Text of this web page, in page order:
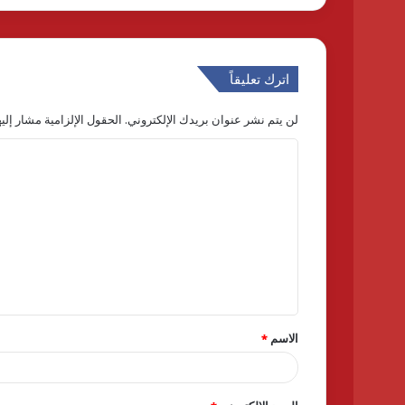
اترك تعليقاً
لن يتم نشر عنوان بريدك الإلكتروني. الحقول الإلزامية مشار
ق
*
الاسم *